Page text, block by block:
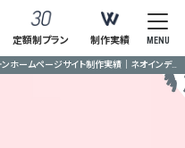
定額制プラン 制作実績 MENU
日本社会事業大学様（通信教育科サイト）｜スマートフォンホームページサイト制作実績｜ネオインデックス静岡